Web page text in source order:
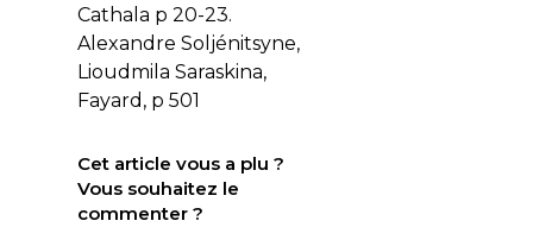
Cathala p 20-23.
Alexandre Soljénitsyne,
Lioudmila Saraskina,
Fayard, p 501
Cet article vous a plu ?
Vous souhaitez le
commenter ?